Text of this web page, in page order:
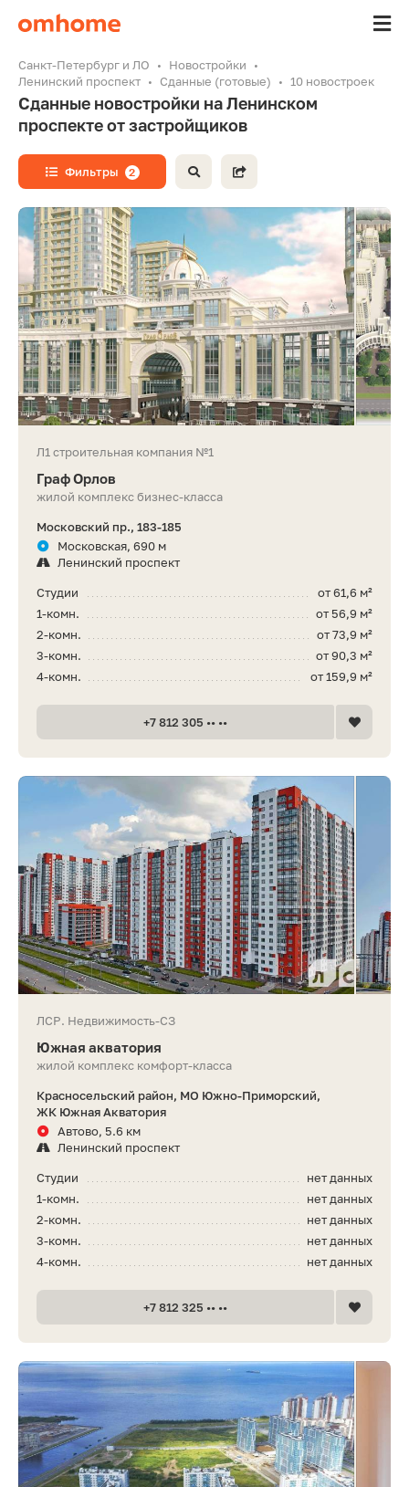
Санкт-Петербург и ЛО
Новостройки
Ленинский проспект
Сданные (готовые) 10 новостроек
Сданные новостройки на Ленинском
проспекте от застройщиков
Фильтры 2
Л1 строительная компания №1
Граф Орлов
жилой комплекс бизнес-класса
Московский пр., 183-185
Московская, 690 м
Ленинский проспект
от 61,6 м²
Студии
от 56,9 м²
1-комн.
от 73,9 м²
2-комн.
от 90,3 м²
3-комн.
от 159,9 м²
4-комн.
+7 812 305 •• ••
ЛСР. Недвижимость-СЗ
Южная акватория
жилой комплекс комфорт-класса
Красносельский район, МО Южно-Приморский,
ЖК Южная Акватория
Автово, 5.6 км
Ленинский проспект
нет данных
Студии
нет данных
1-комн.
нет данных
2-комн.
нет данных
3-комн.
нет данных
4-комн.
+7 812 325 •• ••